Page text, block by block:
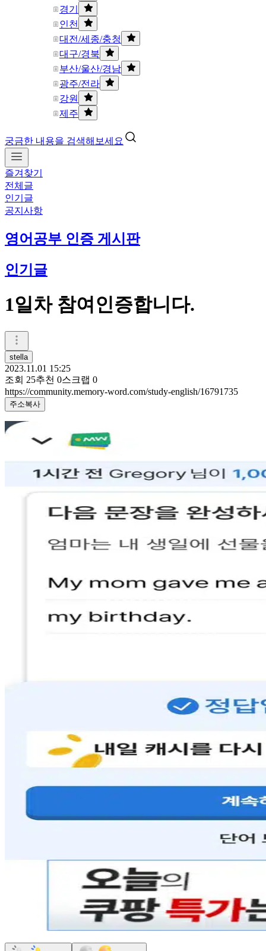
경기
인천
대전/세종/충청
대구/경북
부산/울산/경남
광주/전라
강원
제주
궁금한 내용을 검색해보세요
즐겨찾기
전체글
인기글
공지사항
영어공부 인증 게시판
인기글
1일차 참여인증합니다.
stella
2023.11.01 15:25
조회 25추천 0스크랩 0
https://community.memory-word.com/study-english/16791735
주소복사